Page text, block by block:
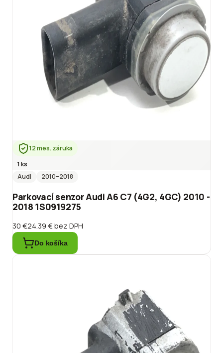
12 mes. záruka
1 ks
Audi
2010–2018
Parkovací senzor Audi A6 C7 (4G2, 4GC) 2010 -
2018 1S0919275
30 €24.39 €bez DPH
Do košíka